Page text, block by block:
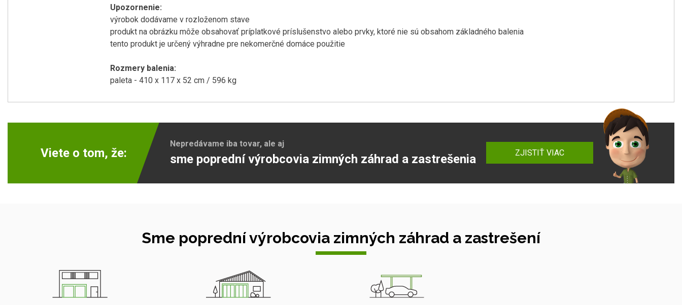
Upozornenie:
výrobok dodávame v rozloženom stave
produkt na obrázku môže obsahovať príplatkové príslušenstvo alebo prvky, ktoré nie sú obsahom základného balenia
tento produkt je určený výhradne pre nekomerčné domáce použitie
Rozmery balenia:
paleta - 410 x 117 x 52 cm / 596 kg
Viete o tom, že:
Nepredávame iba tovar, ale aj
sme poprední výrobcovia zimných záhrad a zastrešenia ZJISTIŤ VIAC
Sme poprední výrobcovia zimných záhrad a zastrešení